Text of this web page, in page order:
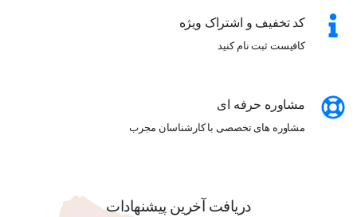
کد تخفیف و اشتراک ویژه
کافیست ثبت نام کنید
مشاوره حرفه ای
مشاوره های تخصصی با کارشناسان مجرب
دریافت آخرین پیشنهادات